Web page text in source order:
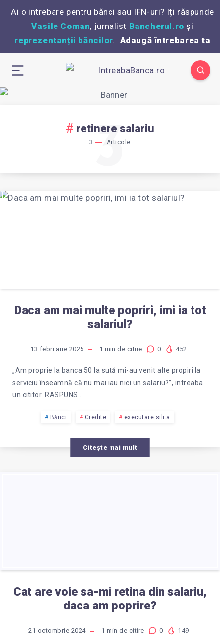
Ai o intrebare pentru bănci sau IFN-uri? Iți răspunde
Vasile Coman, jurnalist Bancherul.ro și
reprezentanții băncilor. Adaugă întrebarea ta
retinere salariu
3 Articole
3
Daca am mai multe popriri, imi ia tot
salariul?
13 februarie 2025 1 min de citire 0 452
„Am proprie la banca 50 la sută mi-au venit alte propiri la
serviciu înseamnă că nu mai iau nici un salariu?”, intreaba
un cititor. RASPUNS…
Bănci Credite executare silita
Citește mai mult
Cat are voie sa-mi retina din salariu,
daca am poprire?
21 octombrie 2024 1 min de citire 0 149